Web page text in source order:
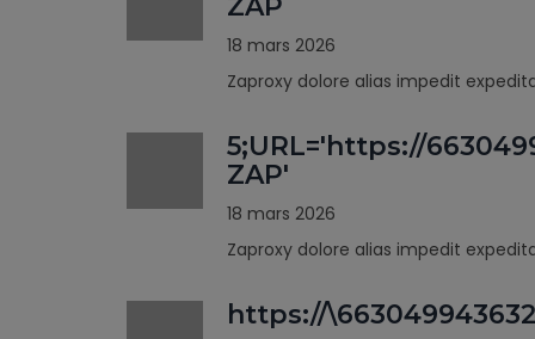
18 mars 2026
Zaproxy dolore alias impedit
5;URL='https://
ZAP'
18 mars 2026
Zaproxy dolore alias impedit
https://